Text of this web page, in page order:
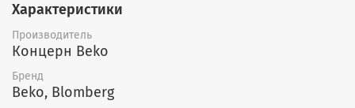
Характеристики
Производитель
Концерн Beko
Бренд
Beko, Blomberg